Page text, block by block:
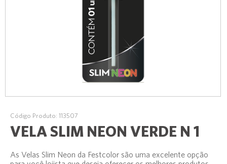
Código Produto: 113507
VELA SLIM NEON VERDE N 1
As Velas Slim Neon da Festcolor são uma excelente opção